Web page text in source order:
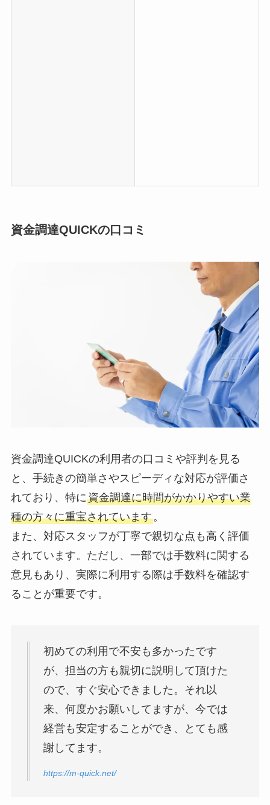
資金調達QUICKの口コミ
資金調達QUICKの利用者の口コミや評判を見る
と、手続きの簡単さやスピーディな対応が評価さ
れており、特に資金調達に時間がかかりやすい業
種の方々に重宝されています。
また、対応スタッフが丁寧で親切な点も高く評価
されています。ただし、一部では手数料に関する
意見もあり、実際に利用する際は手数料を確認す
ることが重要です。
初めての利用で不安も多かったです
が、担当の方も親切に説明して頂けた
ので、すぐ安心できました。それ以
来、何度かお願いしてますが、今では
経営も安定することができ、とても感
謝してます。
https://m-quick.net/